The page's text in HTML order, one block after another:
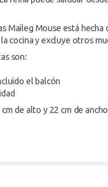
Maileg Mouse está
cocina y excluye otros
son:
el balcón
de alto y 22 cm de